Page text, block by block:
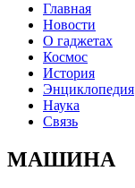
Главная
Новости
О гаджетах
Космос
История
Энциклопедия
Наука
Связь
МАШИНА